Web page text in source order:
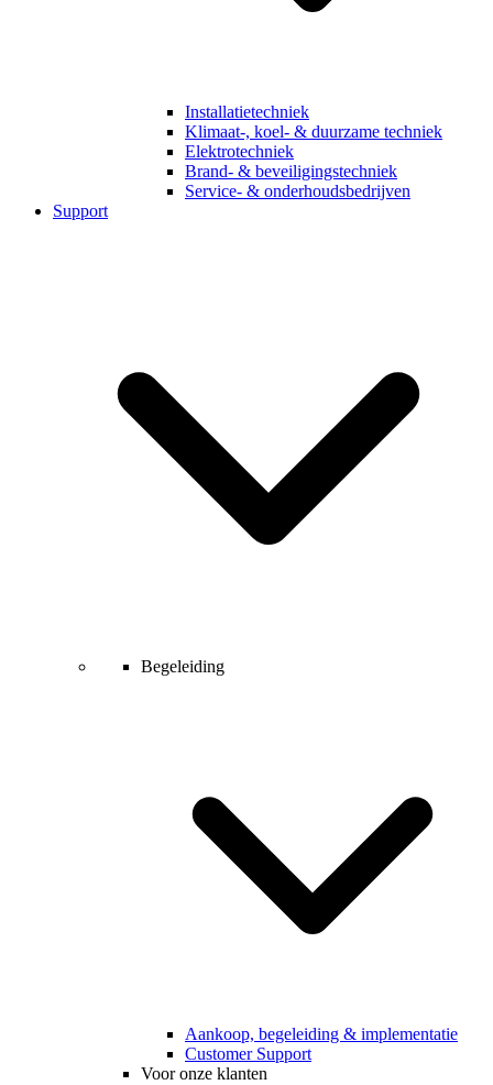
Installatietechniek
Klimaat-, koel- & duurzame techniek
Elektrotechniek
Brand- & beveiligingstechniek
Service- & onderhoudsbedrijven
Support
Begeleiding
Aankoop, begeleiding & implementatie
Customer Support
Voor onze klanten